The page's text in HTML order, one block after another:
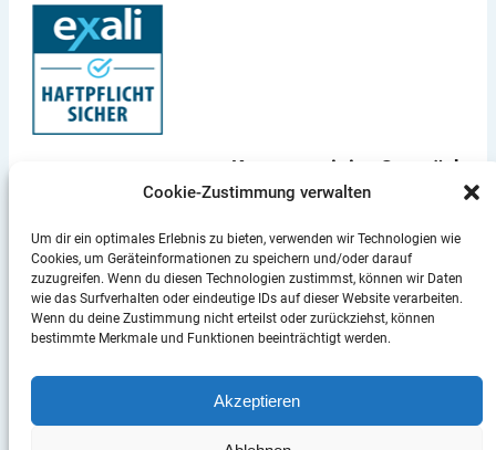
Cookie-Zustimmung verwalten
Um dir ein optimales Erlebnis zu bieten, verwenden wir Technologien wie
Cookies, um Geräteinformationen zu speichern und/oder darauf
zuzugreifen. Wenn du diesen Technologien zustimmst, können wir Daten
wie das Surfverhalten oder eindeutige IDs auf dieser Website verarbeiten.
Wenn du deine Zustimmung nicht erteilst oder zurückziehst, können
bestimmte Merkmale und Funktionen beeinträchtigt werden.
Akzeptieren
Kommen wir ins Gespräch
info@heffner.consulting
Sitzendorfer Str. 2, 12687 Berlin
© 2026 Christian Heffner